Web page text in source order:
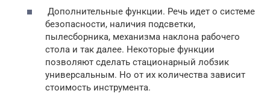
Дополнительные функции. Речь идет о системе
безопасности, наличия подсветки,
пылесборника, механизма наклона рабочего
стола и так далее. Некоторые функции
позволяют сделать стационарный лобзик
универсальным. Но от их количества зависит
стоимость инструмента.